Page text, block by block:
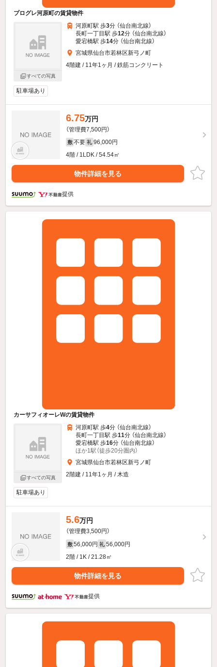
プログレ河原町の賃貸物件
すべての写真
河原町駅 歩3分 （仙台南北線）
長町一丁目駅 歩12分 （仙台南北線）
愛宕橋駅 歩14分 （仙台南北線）
宮城県仙台市若林区新弓ノ町
4階建 / 11年1ヶ月 / 鉄筋コンクリート
駐車場あり
6.75万円
（管理費7,500円）
敷 不要 礼 96,000円
4階 / 1LDK / 54.54㎡
物件詳細を見る
提供
カーサフィオーレWの賃貸物件
すべての写真
河原町駅 歩4分 （仙台南北線）
長町一丁目駅 歩11分 （仙台南北線）
愛宕橋駅 歩16分 （仙台南北線）
ほか1駅（徒歩20分圏内）
宮城県仙台市若林区新弓ノ町
2階建 / 11年1ヶ月 / 木造
駐車場あり
5.6万円
（管理費3,500円）
敷 56,000円 礼 56,000円
2階 / 1K / 21.28㎡
物件詳細を見る
提供